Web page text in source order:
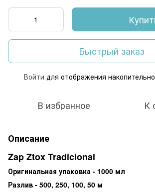
Быстрый заказ
Войти для отображения
В избранное К
Описание
Zap Ztox Tradicional
Оригинальная упаковка - 1000 мл
Разлив - 500, 250, 100, 50 м